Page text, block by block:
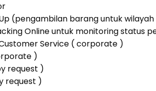
(pengambilan barang untuk
Online untuk monitoring status
Service ( corporate )
)
request )
request )